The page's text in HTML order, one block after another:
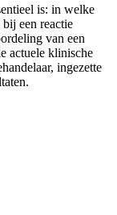
is: in welke
een reactie
van een
actuele klinische
ingezette